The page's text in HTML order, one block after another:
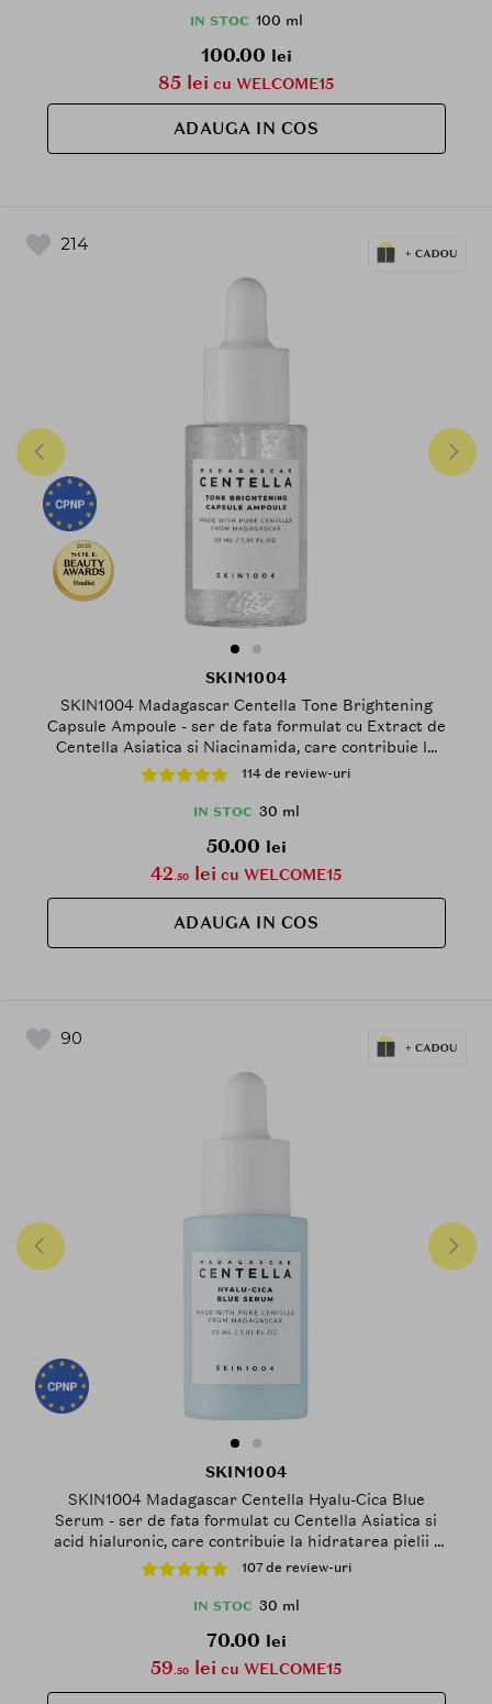
IN STOC 100 ml
100.00 lei
85 lei cu WELCOME15
ADAUGA IN COS
214
2025
Finalist
SKIN1004
SKIN1004 Madagascar Centella Tone Brightening
Capsule Ampoule - ser de fata formulat cu Extract de
Centella Asiatica si Niacinamida, care contribuie la
stralucire, hidratare si calmare - 30 ml
114 de review-uri
IN STOC 30 ml
50.00 lei
42.50 lei cu WELCOME15
ADAUGA IN COS
90
SKIN1004
SKIN1004 Madagascar Centella Hyalu-Cica Blue
Serum - ser de fata formulat cu Centella Asiatica si
acid hialuronic, care contribuie la hidratarea pielii -
30 ml
107 de review-uri
IN STOC 30 ml
70.00 lei
59.50 lei cu WELCOME15